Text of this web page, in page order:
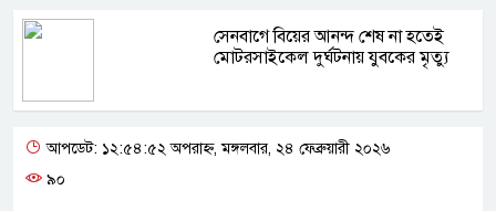
সেনবাগে বিয়ের আনন্দ শেষ না হতেই
মোটরসাইকেল দুর্ঘটনায় যুবকের মৃত্যু
আপডেট: ১২:৫৪:৫২ অপরাহ্ন, মঙ্গলবার, ২৪ ফেব্রুয়ারী ২০২৬
৯০